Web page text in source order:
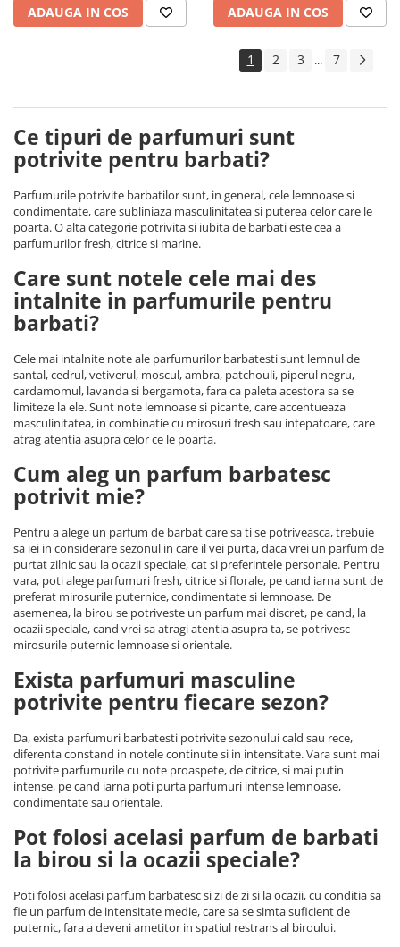
ADAUGA IN COS ADAUGA IN COS
1 2 3 ... 7
Ce tipuri de parfumuri sunt
potrivite pentru barbati?
Parfumurile potrivite barbatilor sunt, in general, cele lemnoase si
condimentate, care subliniaza masculinitatea si puterea celor care le
poarta. O alta categorie potrivita si iubita de barbati este cea a
parfumurilor fresh, citrice si marine.
Care sunt notele cele mai des
intalnite in parfumurile pentru
barbati?
Cele mai intalnite note ale parfumurilor barbatesti sunt lemnul de
santal, cedrul, vetiverul, moscul, ambra, patchouli, piperul negru,
cardamomul, lavanda si bergamota, fara ca paleta acestora sa se
limiteze la ele. Sunt note lemnoase si picante, care accentueaza
masculinitatea, in combinatie cu mirosuri fresh sau intepatoare, care
atrag atentia asupra celor ce le poarta.
Cum aleg un parfum barbatesc
potrivit mie?
Pentru a alege un parfum de barbat care sa ti se potriveasca, trebuie
sa iei in considerare sezonul in care il vei purta, daca vrei un parfum de
purtat zilnic sau la ocazii speciale, cat si preferintele personale. Pentru
vara, poti alege parfumuri fresh, citrice si florale, pe cand iarna sunt de
preferat mirosurile puternice, condimentate si lemnoase. De
asemenea, la birou se potriveste un parfum mai discret, pe cand, la
ocazii speciale, cand vrei sa atragi atentia asupra ta, se potrivesc
mirosurile puternic lemnoase si orientale.
Exista parfumuri masculine
potrivite pentru fiecare sezon?
Da, exista parfumuri barbatesti potrivite sezonului cald sau rece,
diferenta constand in notele continute si in intensitate. Vara sunt mai
potrivite parfumurile cu note proaspete, de citrice, si mai putin
intense, pe cand iarna poti purta parfumuri intense lemnoase,
condimentate sau orientale.
Pot folosi acelasi parfum de barbati
la birou si la ocazii speciale?
Poti folosi acelasi parfum barbatesc si zi de zi si la ocazii, cu conditia sa
fie un parfum de intensitate medie, care sa se simta suficient de
puternic, fara a deveni ametitor in spatiul restrans al biroului.